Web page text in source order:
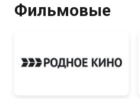
Фильмовые